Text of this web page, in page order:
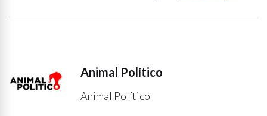
Animal Político
Animal Político